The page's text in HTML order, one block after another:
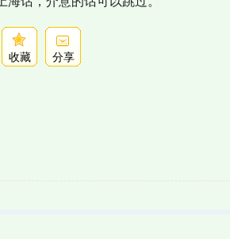
收藏 分享